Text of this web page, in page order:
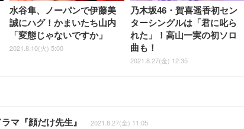
水谷隼、ノーパンで伊藤美
誠にハグ！かまいたち山内
「変態じゃないですか」
2021.8.10(火) 5:00
乃木坂46・賀喜遥香初セン
ターシングルは「君に叱ら
れた」！高山一実の初ソロ
曲も！
2021.8.27(金) 12:35
マ『顔だけ先生』 2021.8.27(金) 11:05